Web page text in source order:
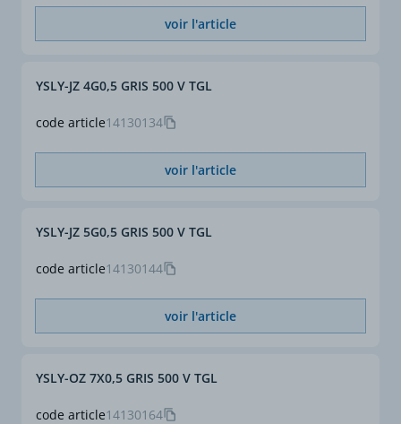
voir l'article
code article14130134
YSLY-JZ 4G0,5 GRIS 500 V TGL
voir l'article
code article14130144
YSLY-JZ 5G0,5 GRIS 500 V TGL
voir l'article
code article14130164
YSLY-OZ 7X0,5 GRIS 500 V TGL